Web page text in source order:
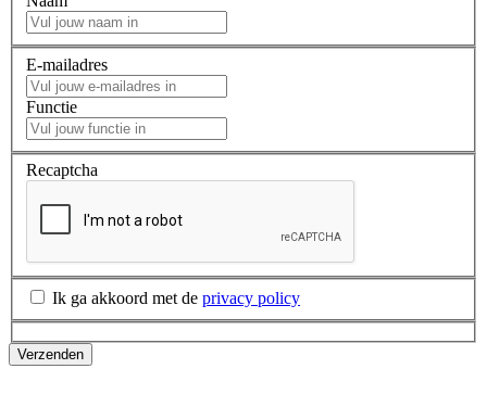
E-mailadres
Functie
Recaptcha
Ik ga akkoord met de privacy policy